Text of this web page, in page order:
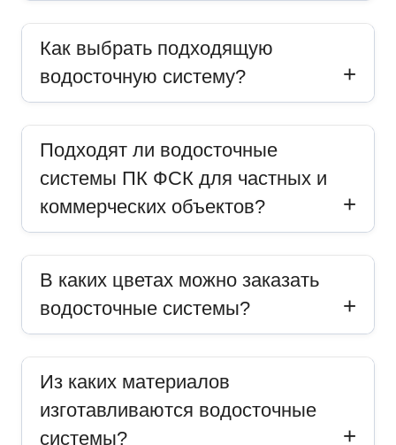
Как выбрать подходящую
водосточную систему?
Подходят ли водосточные
системы ПК ФСК для частных и
коммерческих объектов?
В каких цветах можно заказать
водосточные системы?
Из каких материалов
изготавливаются водосточные
системы?